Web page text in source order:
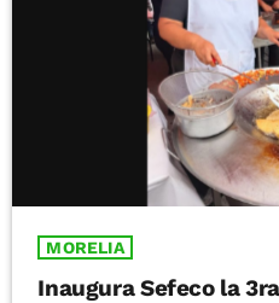
MORELIA
Inaugura Sefeco la